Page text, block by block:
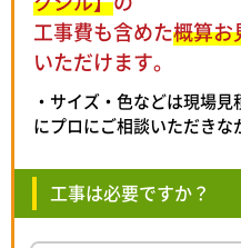
工事費も含めた概算お
いただけます。
・サイズ・色などは現場
にプロにご相談いただきな
工事は必要ですか？